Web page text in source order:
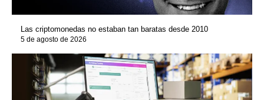
Las criptomonedas no estaban tan baratas desde 2010
5 de agosto de 2026